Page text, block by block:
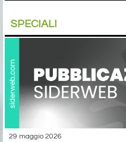
SPECIALI
29 maggio 2026